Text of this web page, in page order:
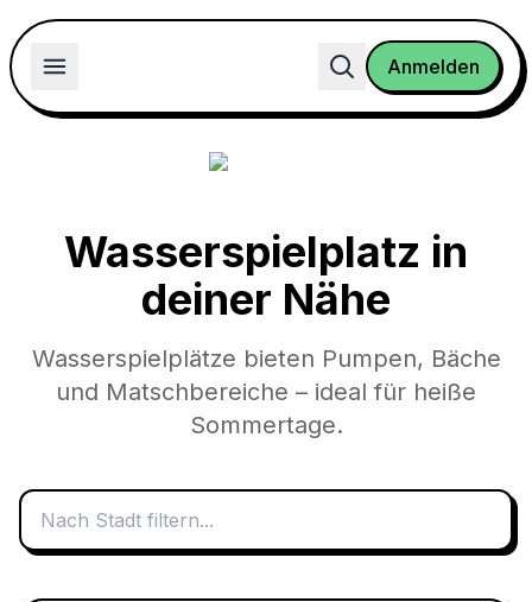
Anmelden
Wasserspielplatz in
deiner Nähe
Wasserspielplätze bieten Pumpen, Bäche
und Matschbereiche – ideal für heiße
Sommertage.